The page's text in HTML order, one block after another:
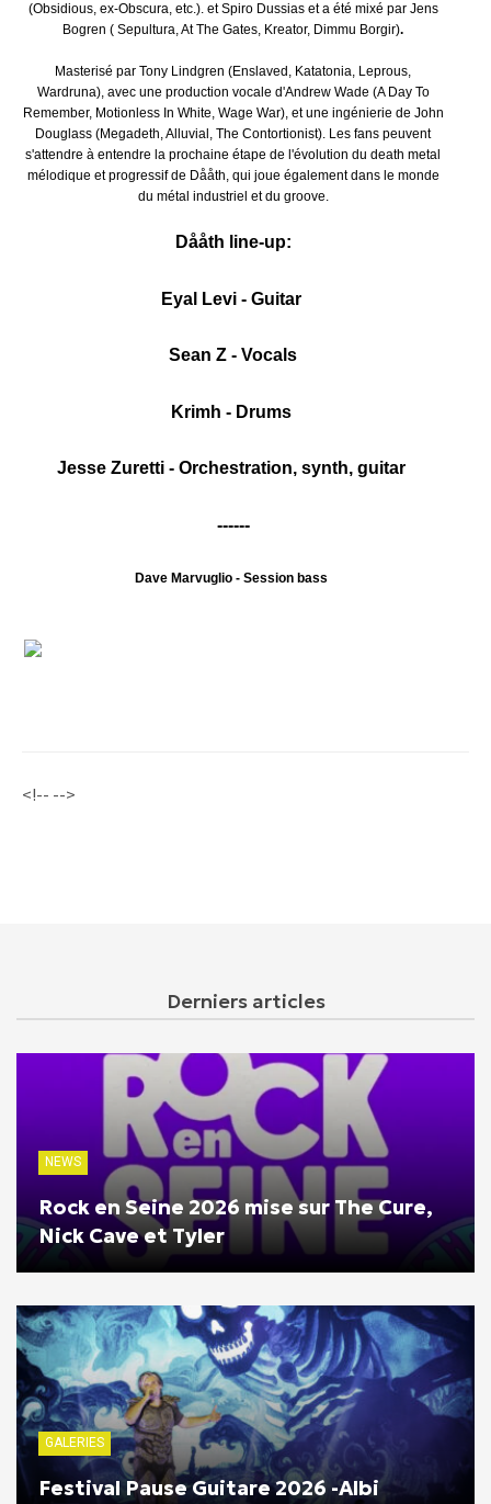
(Obsidious, ex-Obscura, etc.). et Spiro Dussias et a été mixé par Jens
Bogren ( Sepultura, At The Gates, Kreator, Dimmu Borgir).
Masterisé par Tony Lindgren (Enslaved, Katatonia, Leprous,
Wardruna), avec une production vocale d'Andrew Wade (A Day To
Remember, Motionless In White, Wage War), et une ingénierie de John
Douglass (Megadeth, Alluvial, The Contortionist). Les fans peuvent
s'attendre à entendre la prochaine étape de l'évolution du death metal
mélodique et progressif de Dååth, qui joue également dans le monde
du métal industriel et du groove.
Dååth line-up:
Eyal Levi - Guitar
Sean Z - Vocals
Krimh - Drums
Jesse Zuretti - Orchestration, synth, guitar
------
Dave Marvuglio - Session bass
<!-- -->
Derniers articles
NEWS
Rock en Seine 2026 mise sur The Cure,
Nick Cave et Tyler
GALERIES
Festival Pause Guitare 2026 -Albi